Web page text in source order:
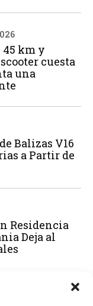
45 km y
cuesta
una
Balizas V16
a Partir de
Residencia
Deja al